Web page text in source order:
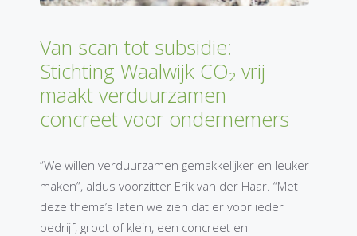
Van scan tot subsidie:
Stichting Waalwijk CO₂ vrij
maakt verduurzamen
concreet voor ondernemers
“We willen verduurzamen gemakkelijker en leuker
maken”, aldus voorzitter Erik van der Haar. “Met
deze thema’s laten we zien dat er voor ieder
bedrijf, groot of klein, een concreet en